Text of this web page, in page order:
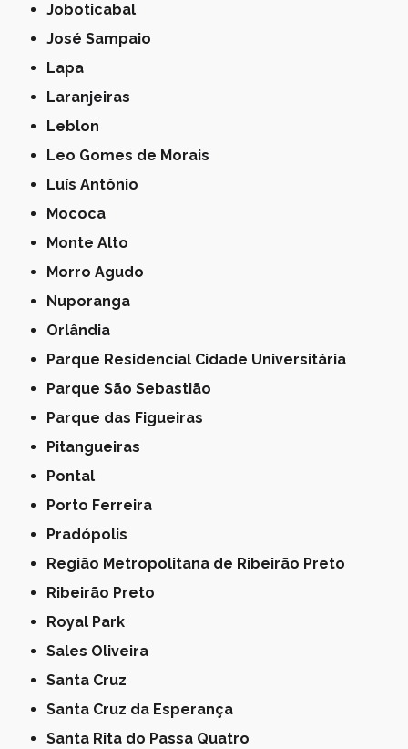
Joboticabal
José Sampaio
Lapa
Laranjeiras
Leblon
Leo Gomes de Morais
Luís Antônio
Mococa
Monte Alto
Morro Agudo
Nuporanga
Orlândia
Parque Residencial Cidade Universitária
Parque São Sebastião
Parque das Figueiras
Pitangueiras
Pontal
Porto Ferreira
Pradópolis
Região Metropolitana de Ribeirão Preto
Ribeirão Preto
Royal Park
Sales Oliveira
Santa Cruz
Santa Cruz da Esperança
Santa Rita do Passa Quatro